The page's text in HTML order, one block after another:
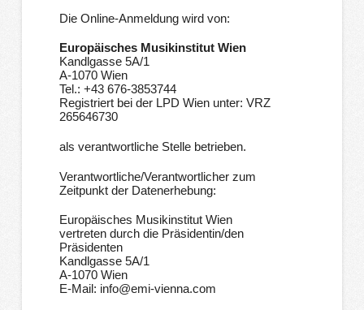
Die Online-Anmeldung wird von:
Europäisches Musikinstitut Wien
Kandlgasse 5A/1
A-1070 Wien
Tel.: +43 676-3853744
Registriert bei der LPD Wien unter: VRZ
265646730
als verantwortliche Stelle betrieben.
Verantwortliche/Verantwortlicher zum
Zeitpunkt der Datenerhebung:
Europäisches Musikinstitut Wien
vertreten durch die Präsidentin/den
Präsidenten
Kandlgasse 5A/1
A-1070 Wien
E-Mail: info@emi-vienna.com